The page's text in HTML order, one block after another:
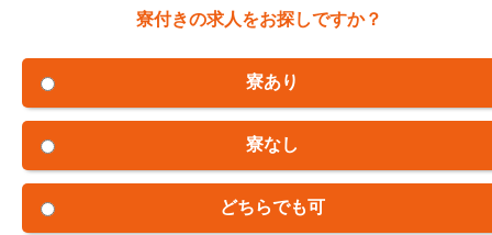
寮付きの求人をお探しですか？
寮あり
寮なし
どちらでも可